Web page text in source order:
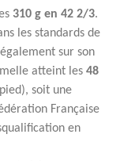
310 g en 42 2/3.
les standards de
sur son
atteint les 48
soit une
Française
en